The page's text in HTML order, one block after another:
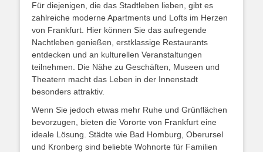
Für diejenigen, die das Stadtleben lieben, gibt es
zahlreiche moderne Apartments und Lofts im Herzen
von Frankfurt. Hier können Sie das aufregende
Nachtleben genießen, erstklassige Restaurants
entdecken und an kulturellen Veranstaltungen
teilnehmen. Die Nähe zu Geschäften, Museen und
Theatern macht das Leben in der Innenstadt
besonders attraktiv.
Wenn Sie jedoch etwas mehr Ruhe und Grünflächen
bevorzugen, bieten die Vororte von Frankfurt eine
ideale Lösung. Städte wie Bad Homburg, Oberursel
und Kronberg sind beliebte Wohnorte für Familien